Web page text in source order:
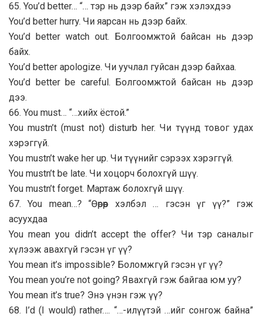
65. You’d better… “… тэр нь дээр байх” гэж хэлэхдээ
You’d better hurry. Чи яарсан нь дээр байх.
You’d better watch out. Болгоомжтой байсан нь дээр
байх.
You’d better apologize. Чи уучлал гуйсан дээр байхаа.
You’d better be careful. Болгоомжтой байсан нь дээр
дээ.
66. You must… “…хийх ёстой.”
You mustn’t (must not) disturb her. Чи түүнд товог удах
хэрэггүй.
You mustn’t wake her up. Чи түүнийг сэрээх хэрэггүй.
You mustn’t be late. Чи хоцорч болохгүй шүү.
You mustn’t forget. Мартаж болохгүй шүү.
67. You mean…? “Өөрөөр хэлбэл … гэсэн үг үү?” гэж
асуухдаа
You mean you didn’t accept the offer? Чи тэр саналыг
хүлээж авахгүй гэсэн үг үү?
You mean it’s impossible? Боломжгүй гэсэн үг үү?
You mean you’re not going? Явахгүй гэж байгаа юм уу?
You mean it’s true? Энэ үнэн гэж үү?
68. I’d (I would) rather…. “…-илүүтэй …ийг сонгож байна”